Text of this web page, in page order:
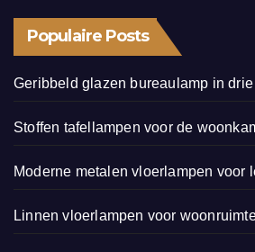
Populaire Posts
Geribbeld glazen bureaulamp in
Stoffen tafellampen voor de
Moderne metalen vloerlampen voor
Linnen vloerlampen voor